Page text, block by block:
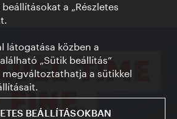
a „Részletes
látogatása közben a
„Sütik beállítás”
a sütikkel
BEÁLLÍTÁSOKBAN